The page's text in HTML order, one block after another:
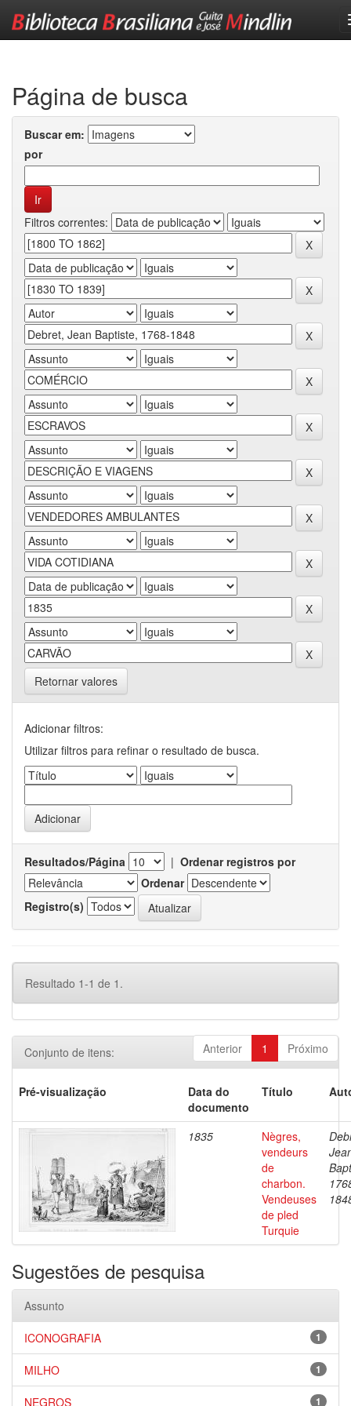
Página de busca
Buscar em:
por
Filtros correntes:
Retornar valores
Adicionar filtros:
Utilizar filtros para refinar o resultado de busca.
Resultados/Página | Ordenar registros por
Ordenar
Registro(s)
Resultado 1-1 de 1.
Anterior 1 Próximo
Conjunto de itens:
Pré-visualização
Data do
documento
Título
1835
Nègres,
vendeurs
de
charbon.
Vendeuses
de pled
Turquie
Sugestões de pesquisa
Assunto
1
ICONOGRAFIA
1
MILHO
1
NEGROS